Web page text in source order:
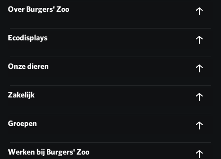
Over Burgers' Zoo
Ecodisplays
Onze dieren
Zakelijk
Groepen
Werken bij Burgers' Zoo